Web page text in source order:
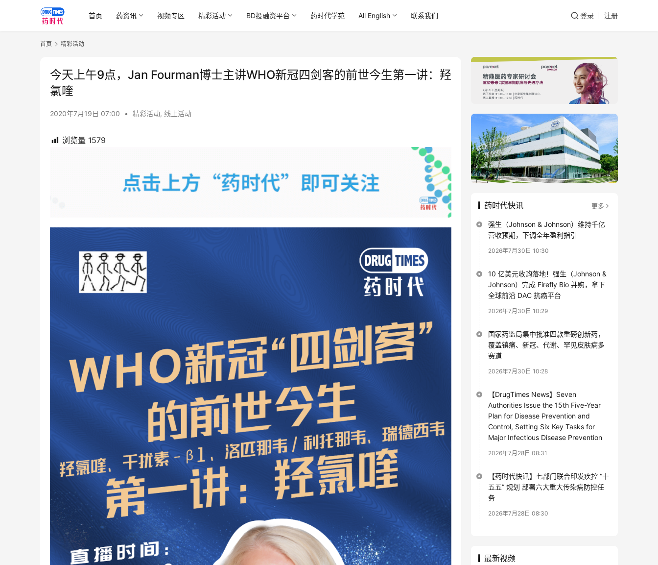
首页 药资讯 视频专区 精彩活动 BD投融资平台 药时代学苑 All English 联系我们 登录 注册
首页 精彩活动
今天上午9点，Jan Fourman博士主讲WHO新冠四剑客的前世今生第一讲：羟
氯喹
2020年7月19日 07:00 • 精彩活动, 线上活动
浏览量 1579
药时代快讯 更多
强生（Johnson & Johnson）维持千亿
营收预期，下调全年盈利指引
2026年7月30日 10:30
10 亿美元收购落地！强生（Johnson &
Johnson）完成 Firefly Bio 并购，拿下
全球前沿 DAC 抗癌平台
2026年7月30日 10:29
国家药监局集中批准四款重磅创新药，
覆盖镇痛、新冠、代谢、罕见皮肤病多
赛道
2026年7月30日 10:28
【DrugTimes News】Seven
Authorities Issue the 15th Five-Year
Plan for Disease Prevention and
Control, Setting Six Key Tasks for
Major Infectious Disease Prevention
2026年7月28日 08:31
【药时代快讯】七部门联合印发疾控 “十
五五” 规划 部署六大重大传染病防控任
务
2026年7月28日 08:30
最新视频